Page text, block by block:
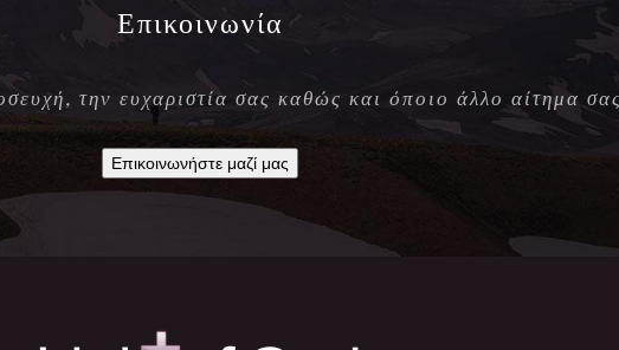
Επικοινωνία
την ευχαριστία σας καθώς και όποιο άλλο αίτημα
Επικοινωνήστε μαζί μας